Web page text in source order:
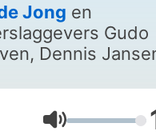
Jong en
Gudo
Dennis
zaken in de
De
Volym